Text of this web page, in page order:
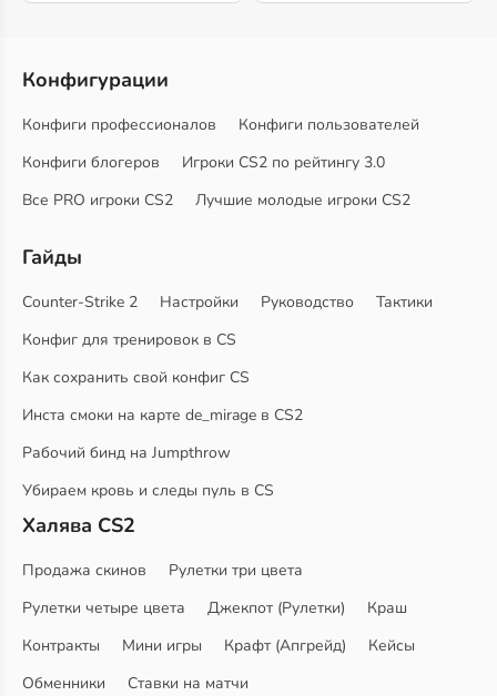
Конфигурации
Конфиги профессионалов
Конфиги пользователей
Конфиги блогеров
Игроки CS2 по рейтингу 3.0
Все PRO игроки CS2
Лучшие молодые игроки CS2
Гайды
Counter-Strike 2 Настройки Руководство
Тактики
Конфиг для тренировок в CS
Как сохранить свой конфиг CS
Инста смоки на карте de_mirage в CS2
Рабочий бинд на Jumpthrow
Убираем кровь и следы пуль в CS
Халява CS2
Продажа скинов
Рулетки три цвета
Рулетки четыре цвета
Джекпот (Рулетки)
Краш
Контракты
Мини игры Крафт (Апгрейд)
Кейсы
Обменники
Ставки на матчи